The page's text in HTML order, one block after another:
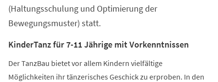
(Haltungsschulung und Optimierung der
Bewegungsmuster) statt.
KinderTanz für 7-11 Jährige mit Vorkenntnissen
Der TanzBau bietet vor allem Kindern vielfältige
Möglichkeiten ihr tänzerisches Geschick zu erproben. In den